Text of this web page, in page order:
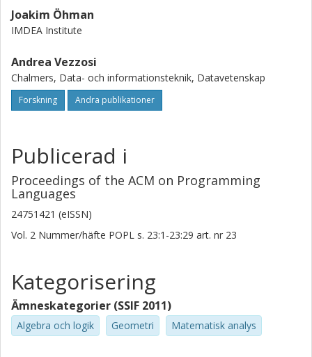
Joakim Öhman
IMDEA Institute
Andrea Vezzosi
Chalmers, Data- och informationsteknik, Datavetenskap
Forskning Andra publikationer
Publicerad i
Proceedings of the ACM on Programming
Languages
24751421 (eISSN)
Vol. 2 Nummer/häfte POPL s. 23:1-23:29 art. nr 23
Kategorisering
Ämneskategorier (SSIF 2011)
Algebra och logik Geometri Matematisk analys